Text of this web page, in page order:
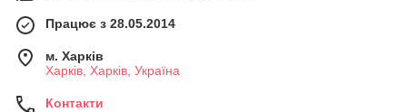
Працює з 28.05.2014
м. Харків
Харків, Харків, Україна
Контакти